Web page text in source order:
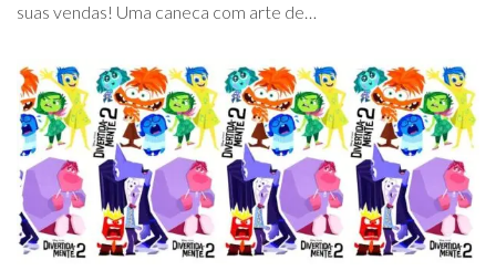
suas vendas! Uma caneca com arte de…